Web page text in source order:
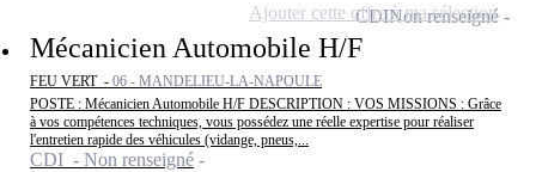
Mécanicien Automobile H/F
FEU VERT - 06 - MANDELIEU-LA-NAPOULE
POSTE : Mécanicien Automobile H/F DESCRIPTION : VOS MISSIONS : Grâce
à vos compétences techniques, vous possédez une réelle expertise pour réaliser
l'entretien rapide des véhicules (vidange, pneus,...
CDI - Non renseigné
CDINon renseigné
Ajouter cette offre à ma sélection